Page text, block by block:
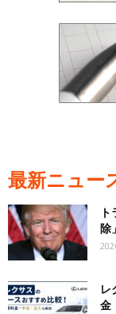
最新ニュー
除
レ
金